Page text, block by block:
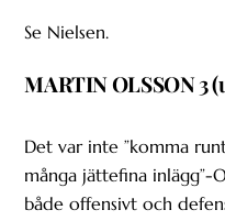
Se Nielsen.
MARTIN OLSSON 3
Det var inte ”komma
många jättefina inlägg”-
både offensivt och